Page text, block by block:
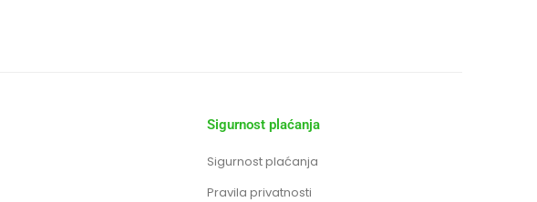
Sigurnost plaćanja
Sigurnost plaćanja
Pravila privatnosti